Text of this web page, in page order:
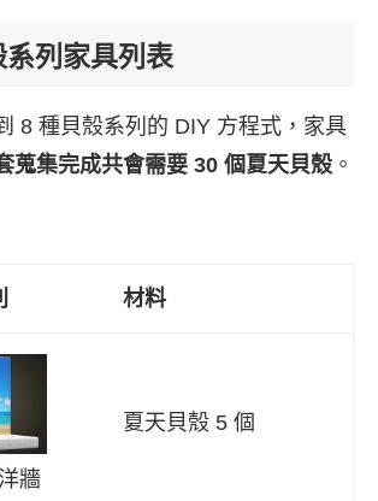
系列家具列表
8 種貝殼系列的 DIY 方程式，家具
蒐集完成共會需要 30 個夏天貝殼 。
材料
牆
夏天貝殼 5 個